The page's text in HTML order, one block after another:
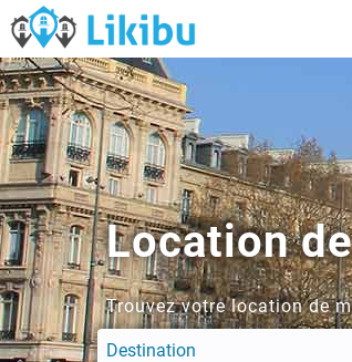
Location
Trouvez votre location de
Destination